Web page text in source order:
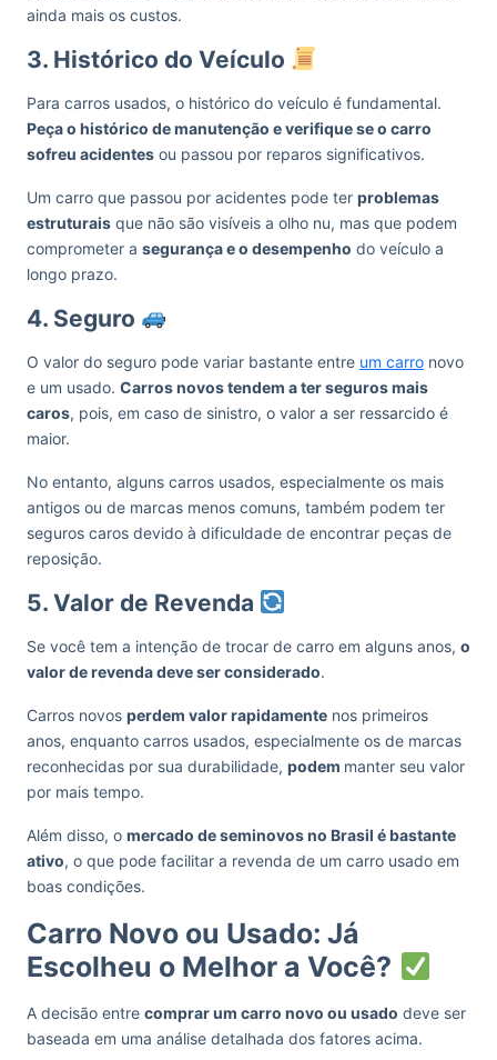
ainda mais os custos.
3. Histórico do Veículo
Para carros usados, o histórico do veículo é fundamental.
Peça o histórico de manutenção e verifique se o carro
sofreu acidentes ou passou por reparos significativos.
Um carro que passou por acidentes pode ter problemas
estruturais que não são visíveis a olho nu, mas que podem
comprometer a segurança e o desempenho do veículo a
longo prazo.
4. Seguro
O valor do seguro pode variar bastante entre um carro novo
e um usado. Carros novos tendem a ter seguros mais
caros, pois, em caso de sinistro, o valor a ser ressarcido é
maior.
No entanto, alguns carros usados, especialmente os mais
antigos ou de marcas menos comuns, também podem ter
seguros caros devido à dificuldade de encontrar peças de
reposição.
5. Valor de Revenda
Se você tem a intenção de trocar de carro em alguns anos, o
valor de revenda deve ser considerado.
Carros novos perdem valor rapidamente nos primeiros
anos, enquanto carros usados, especialmente os de marcas
reconhecidas por sua durabilidade, podem manter seu valor
por mais tempo.
Além disso, o mercado de seminovos no Brasil é bastante
ativo, o que pode facilitar a revenda de um carro usado em
boas condições.
Carro Novo ou Usado: Já
Escolheu o Melhor a Você?
A decisão entre comprar um carro novo ou usado deve ser
baseada em uma análise detalhada dos fatores acima.